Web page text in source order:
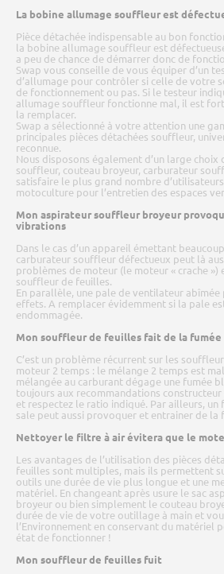
La bobine allumage souffleur est
Pièce détachée indispensable au bon
la bobine allumage souffleur est
a peu de chance de démarrer donc de
Swap vous conseille de vous équiper d’un
d’allumage pour contrôler si celle de votre
de fonctionnement ou pas. Si le testeur
allumage souffleur fonctionne mal, il est
la remplacer.
Swap a sélectionné à votre attention une
principales pièces détachées souffleur,
reconnue.
Nous disposons également d’un large
souffleur, couteau broyeur, carburateur
satisfaire le plus grand nombre
motoculture pour l’entretien des espaces
Mon aspirateur souffleur broyeur
vibrations
Dans le cas d’un appareil émettant
carburateur souffleur défectueux peut là
problèmes de moteur (le moteur « crache
souffleur de feuilles.
En parallèle, une pale de ventilateur abîmée
effets. A remplacer évidemment si la pale
endommagée.
Mon souffleur de feuilles fait de la fumée
C’est un problème récurrent sur les
moteur 2 temps : le mélange 2 temps est
mélangée au carburant dégage une fumée
toujours aux recommandations
et respectez le ratio indiqué. Par ailleurs,
sale peut aussi provoquer et entrainer de la
Nettoyer le filtre à air évitera que le
Les avantages de l’utilisation des pièces
feuilles sont multiples, mais ils permettent
outils une durée de vie plus longue et une
matériel. En changeant après usure le sac
broyeur ou bien simplement le couteau
durée de vie de votre outillage à main et
l’Environnement en conservant du matériel
état de fonctionner !
Mon souffleur de feuilles fuit